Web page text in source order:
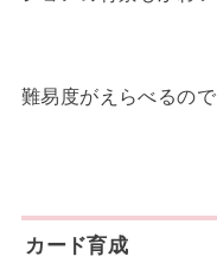
難易度がえらべるの
カード育成